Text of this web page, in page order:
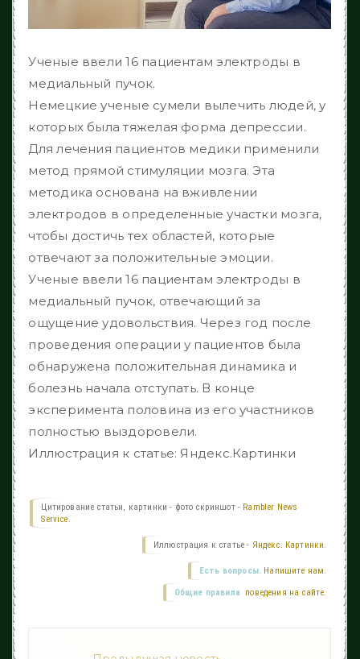
Ученые ввели 16 пациентам электроды в
медиальный пучок.
Немецкие ученые сумели вылечить людей, у
которых была тяжелая форма депрессии.
Для лечения пациентов медики применили
метод прямой стимуляции мозга. Эта
методика основана на вживлении
электродов в определенные участки мозга,
чтобы достичь тех областей, которые
отвечают за положительные эмоции.
Ученые ввели 16 пациентам электроды в
медиальный пучок, отвечающий за
ощущение удовольствия. Через год после
проведения операции у пациентов была
обнаружена положительная динамика и
болезнь начала отступать. В конце
эксперимента половина из его участников
полностью выздоровели.
Иллюстрация к статье: Яндекс.Картинки
Цитирование статьи, картинки - фото скриншот - Rambler News
Service.
Иллюстрация к статье - Яндекс. Картинки.
Есть вопросы. Напишите нам.
Общие правила поведения на сайте.